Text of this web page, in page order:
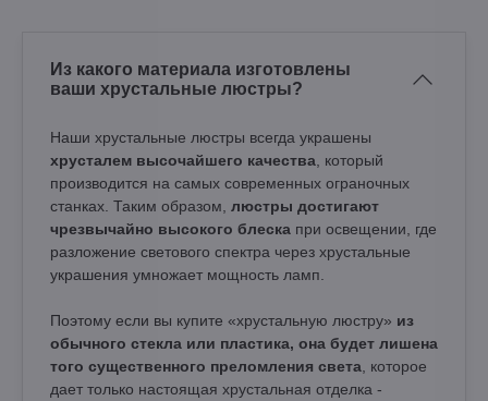
Из какого материала изготовлены
ваши хрустальные люстры?
Наши хрустальные люстры всегда украшены
хрусталем высочайшего качества , который
производится на самых современных ограночных
станках. Таким образом, люстры достигают
чрезвычайно высокого блеска при освещении, где
разложение светового спектра через хрустальные
украшения умножает мощность ламп.
Поэтому если вы купите «хрустальную люстру» из
обычного стекла или пластика, она будет лишена
того существенного преломления света , которое
дает только настоящая хрустальная отделка -